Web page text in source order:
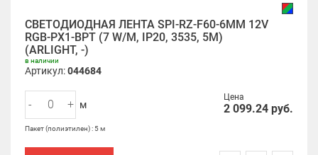
СВЕТОДИОДНАЯ ЛЕНТА SPI-RZ-F60-6MM 12V
RGB-PX1-BPT (7 W/M, IP20, 3535, 5M)
(ARLIGHT, -)
в наличии
Артикул:044684
Цена
2 099.24 руб.
- + м
Пакет (полиэтилен) : 5 м